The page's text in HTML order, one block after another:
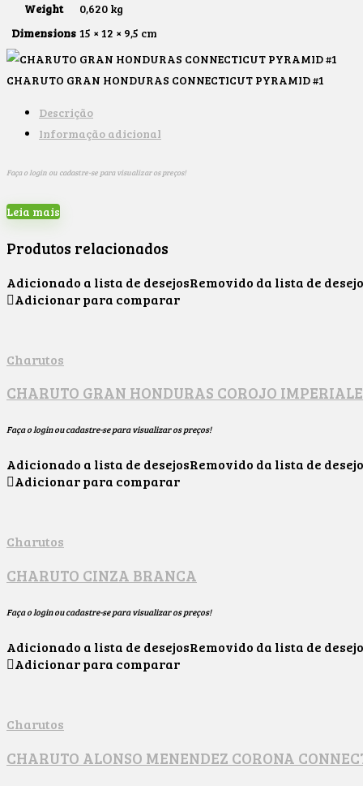
Weight
0,620 kg
Dimensions 15 × 12 × 9,5 cm
CHARUTO GRAN HONDURAS CONNECTICUT PYRAMID #1
Descrição
Informação adicional
Faça o login ou cadastre-se para visualizar os preços!
Leia mais
Produtos relacionados
Adicionado a lista de desejosRemovido da lista de
Adicionar para comparar
Charutos
CHARUTO GRAN HONDURAS COROJO
Faça o login ou cadastre-se para visualizar os preços!
Adicionado a lista de desejosRemovido da lista de
Adicionar para comparar
Charutos
CHARUTO CINZA BRANCA
Faça o login ou cadastre-se para visualizar os preços!
Adicionado a lista de desejosRemovido da lista de
Adicionar para comparar
Charutos
CHARUTO ALONSO MENENDEZ CORONA